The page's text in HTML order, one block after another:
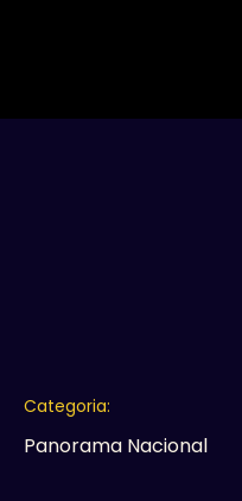
Categoria:
Panorama Nacional